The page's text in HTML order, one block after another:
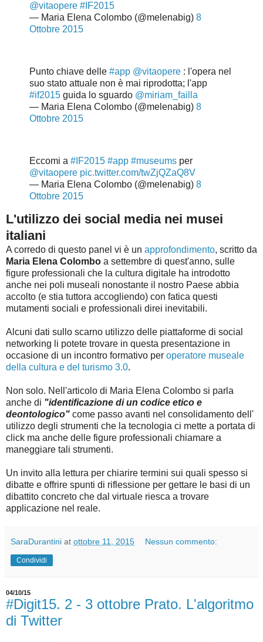
@vitaopere #IF2015
— Maria Elena Colombo (@melenabig) 8
Ottobre 2015
Punto chiave delle #app @vitaopere : l'opera nel
suo stato attuale non è mai riprodotta; l'app
#if2015 guida lo sguardo @miriam_failla
— Maria Elena Colombo (@melenabig) 8
Ottobre 2015
Eccomi a #IF2015 #app #museums per
@vitaopere pic.twitter.com/twZjQZaQ8V
— Maria Elena Colombo (@melenabig) 8
Ottobre 2015
L'utilizzo dei social media nei musei
italiani
A corredo di questo panel vi è un approfondimento, scritto da
Maria Elena Colombo a settembre di quest'anno, sulle
figure professionali che la cultura digitale ha introdotto
anche nei poli museali nonostante il nostro Paese abbia
accolto (e stia tuttora accogliendo) con fatica questi
mutamenti sociali e professionali direi inevitabili.
Alcuni dati sullo scarno utilizzo delle piattaforme di social
networking li potete trovare in questa presentazione in
occasione di un incontro formativo per operatore museale
della cultura e del turismo 3.0.
Non solo. Nell'articolo di Maria Elena Colombo si parla
anche di "identificazione di un codice etico e
deontologico" come passo avanti nel consolidamento dell'
utilizzo degli strumenti che la tecnologia ci mette a portata di
click ma anche delle figure professionali chiamare a
maneggiare tali strumenti.
Un invito alla lettura per chiarire termini sui quali spesso si
dibatte e offrire spunti di riflessione per gettare le basi di un
dibattito concreto che dal virtuale riesca a trovare
applicazione nel reale.
SaraDurantini at ottobre 11, 2015 Nessun commento:
Condividi
04/10/15
#Digit15. 2 - 3 ottobre Prato. L'algoritmo
di Twitter